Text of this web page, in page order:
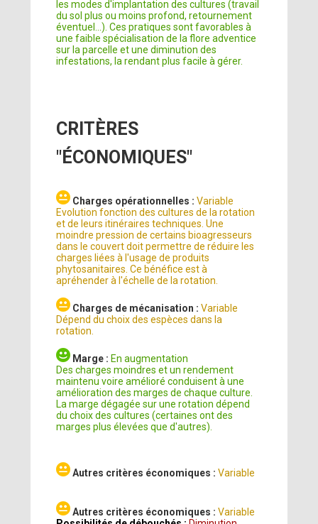
les modes d'implantation des cultures (travail
du sol plus ou moins profond, retournement
éventuel...). Ces pratiques sont favorables à
une faible spécialisation de la flore adventice
sur la parcelle et une diminution des
infestations, la rendant plus facile à gérer.
CRITÈRES
"ÉCONOMIQUES"
Charges opérationnelles :Variable
Evolution fonction des cultures de la rotation
et de leurs itinéraires techniques. Une
moindre pression de certains bioagresseurs
dans le couvert doit permettre de réduire les
charges liées à l'usage de produits
phytosanitaires. Ce bénéfice est à
apréhender à l'échelle de la rotation.
Charges de mécanisation :Variable
Dépend du choix des espèces dans la
rotation.
Marge : En augmentation
Des charges moindres et un rendement
maintenu voire amélioré conduisent à une
amélioration des marges de chaque culture.
La marge dégagée sur une rotation dépend
du choix des cultures (certaines ont des
marges plus élevées que d'autres).
Autres critères économiques :Variable
Autres critères économiques :Variable